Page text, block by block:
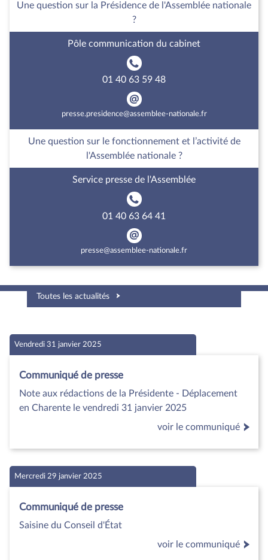
Une question sur la Présidence de l'Assemblée nationale
?
Pôle communication du cabinet
01 40 63 59 48
presse.presidence@assemblee-nationale.fr
Une question sur le fonctionnement et l’activité de
l'Assemblée nationale ?
Service presse de l'Assemblée
01 40 63 64 41
presse@assemblee-nationale.fr
Toutes les actualités
Vendredi 31 janvier 2025
Communiqué de presse
Note aux rédactions de la Présidente - Déplacement
en Charente le vendredi 31 janvier 2025
voir le communiqué
Mercredi 29 janvier 2025
Communiqué de presse
Saisine du Conseil d'État
voir le communiqué